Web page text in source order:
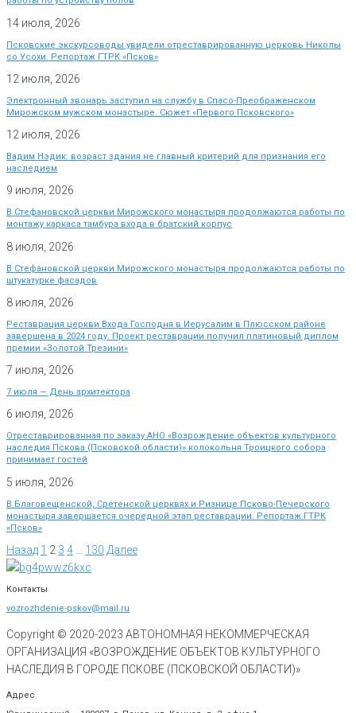
14 июля, 2026
Псковские экскурсоводы увидели отреставрированную церковь Николы
со Усохи. Репортаж ГТРК «Псков»
12 июля, 2026
Электронный звонарь заступил на службу в Спасо-Преображенском
Мирожском мужском монастыре. Сюжет «Первого Псковского»
12 июля, 2026
Вадим Нэдик: возраст здания не главный критерий для признания его
наследием
9 июля, 2026
В Стефановской церкви Мирожского монастыря продолжаются работы по
монтажу каркаса тамбура входа в братский корпус
8 июля, 2026
В Стефановской церкви Мирожского монастыря продолжаются работы по
штукатурке фасадов
8 июля, 2026
Реставрация церкви Входа Господня в Иерусалим в Плюсском районе
завершена в 2024 году. Проект реставрации получил платиновый диплом
премии «Золотой Трезини»
7 июля, 2026
7 июля — День архитектора
6 июля, 2026
Отреставрированная по заказу АНО «Возрождение объектов культурного
наследия Пскова (Псковской области)» колокольня Троицкого собора
принимает гостей
5 июля, 2026
В Благовещенской, Сретенской церквях и Ризнице Псково-Печерского
монастыря завершается очередной этап реставрации. Репортаж ГТРК
«Псков»
Назад 1 2 3 4 130 Далее
Контакты
vozrozhdenie-pskov@mail.ru
Copyright © 2020-2023 АВТОНОМНАЯ НЕКОММЕРЧЕСКАЯ
ОРГАНИЗАЦИЯ «ВОЗРОЖДЕНИЕ ОБЪЕКТОВ КУЛЬТУРНОГО
НАСЛЕДИЯ В ГОРОДЕ ПСКОВЕ (ПСКОВСКОЙ ОБЛАСТИ)»
Адрес